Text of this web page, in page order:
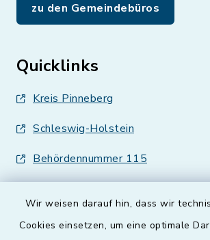
Wir weisen darauf hin, dass wir
Cookies einsetzen, um eine optimale
zu den Gemeindebüros
Quicklinks
Kreis Pinneberg
Schleswig-Holstein
Behördennummer 115